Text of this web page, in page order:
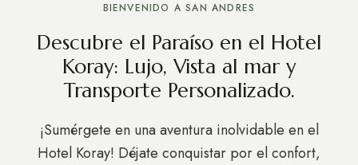
BIENVENIDO A SAN ANDRES
Descubre el Paraíso en el Hotel
Koray: Lujo, Vista al mar y
Transporte Personalizado.
¡Sumérgete en una aventura inolvidable en el
Hotel Koray! Déjate conquistar por el confort,